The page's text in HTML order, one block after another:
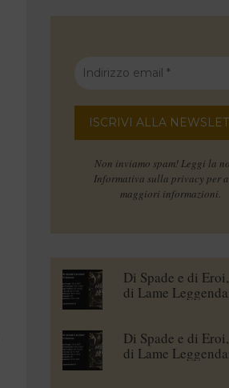
Non inviamo spam! Leggi la
Informativa sulla privacy per
maggiori informazioni.
Di Spade e di
di Lame
Di Spade e di
di Lame